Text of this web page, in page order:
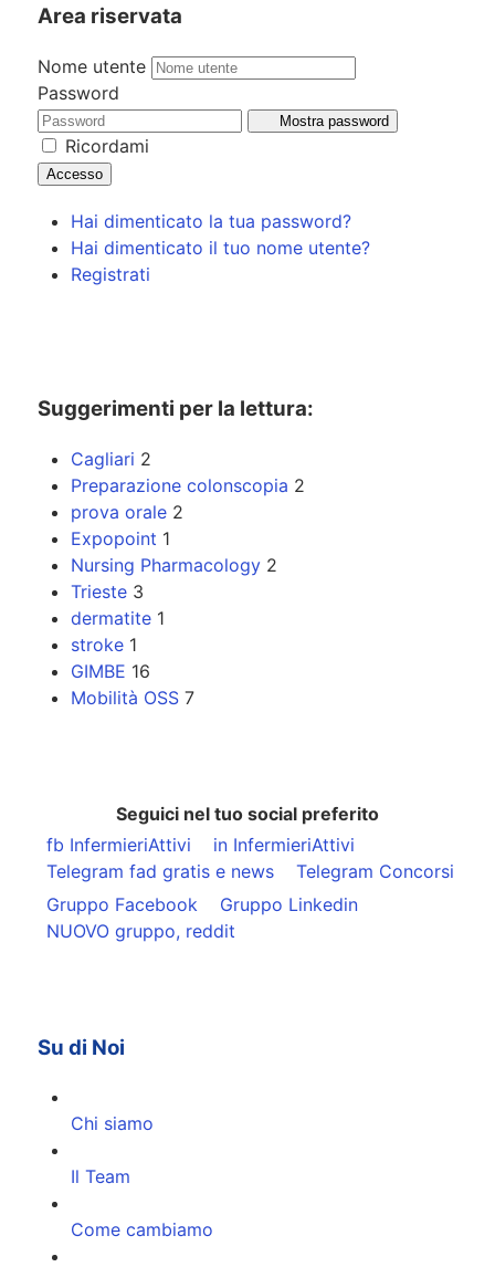
Area riservata
Nome utente
Password
Mostra password
Ricordami
Accesso
Hai dimenticato la tua password?
Hai dimenticato il tuo nome utente?
Registrati
Suggerimenti per la lettura:
Cagliari 2
Preparazione colonscopia 2
prova orale 2
Expopoint 1
Nursing Pharmacology 2
Trieste 3
dermatite 1
stroke 1
GIMBE 16
Mobilità OSS 7
Seguici nel tuo social preferito
fb InfermieriAttivi
in InfermieriAttivi
Telegram fad gratis e news
Telegram Concorsi
Gruppo Facebook
Gruppo Linkedin
NUOVO gruppo, reddit
Su di Noi
Chi siamo
Il Team
Come cambiamo